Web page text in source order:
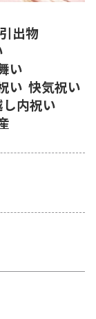
出物
い
い 快気祝い
内祝い